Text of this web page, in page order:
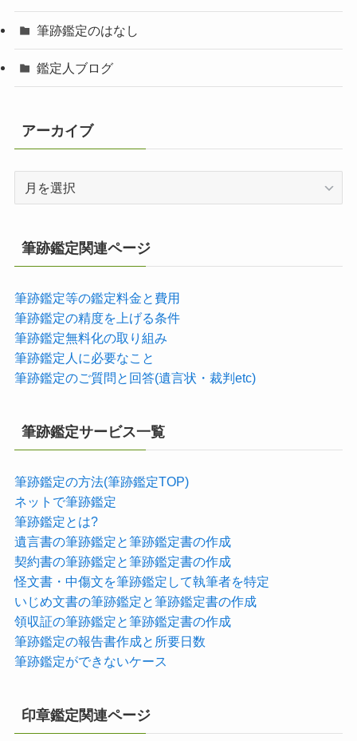
筆跡鑑定のはなし
鑑定人ブログ
アーカイブ
イ
筆跡鑑定関連ページ
筆跡鑑定等の鑑定料金と費用
筆跡鑑定の精度を上げる条件
筆跡鑑定無料化の取り組み
筆跡鑑定人に必要なこと
筆跡鑑定のご質問と回答(遺言状・裁判etc)
筆跡鑑定サービス一覧
筆跡鑑定の方法(筆跡鑑定TOP)
ネットで筆跡鑑定
筆跡鑑定とは?
遺言書の筆跡鑑定と筆跡鑑定書の作成
契約書の筆跡鑑定と筆跡鑑定書の作成
怪文書・中傷文を筆跡鑑定して執筆者を特定
いじめ文書の筆跡鑑定と筆跡鑑定書の作成
領収証の筆跡鑑定と筆跡鑑定書の作成
筆跡鑑定の報告書作成と所要日数
筆跡鑑定ができないケース
印章鑑定関連ページ